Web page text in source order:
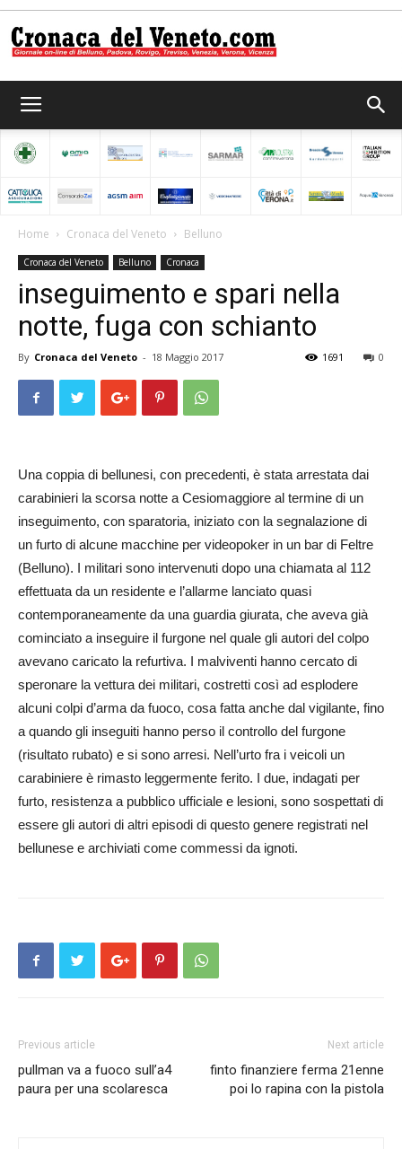
del
Veneto
Home Cronaca del Veneto Belluno
Cronaca del Veneto Belluno Cronaca
inseguimento e spari nella
notte, fuga con schianto
By Cronaca del Veneto - 18 Maggio 2017 0
1691
Una coppia di bellunesi, con precedenti, è stata arrestata dai
carabinieri la scorsa notte a Ces­iomaggiore al termine di un
inseguimento, con sparatoria, iniziato con la segnalazione di
un furto di alcune macchine per videopoker in un bar di Feltre
(Belluno). I militari sono intervenuti dopo una chiamata al 112
effettuata da un residente e l’allarme lanciato quasi
contemporaneamente da una guardia giurata, che aveva già
cominciato a inseguire il furgone nel quale gli autori del colpo
avevano caricato la refurtiva. I malviventi hanno cercato di
speronare la vettura dei militari, costretti così ad esplodere
alcuni colpi d’arma da fuoco, cosa fatta anche dal vigilante, fino
a quando gli inseguiti hanno perso il controllo del furgone
(risultato rubato) e si sono arresi. Nell’urto fra i veicoli un
carabiniere è rimasto leggermente ferito. I due, indagati per
furto, resistenza a pubblico ufficiale e lesioni, sono sospettati di
essere gli autori di altri episodi di questo genere registrati nel
bellunese e archiviati come commessi da ignoti.
Previous article
pullman va a fuoco sull’a4
paura per una scolaresca
Next article
finto finanziere ferma 21enne
poi lo rapina con la pistola